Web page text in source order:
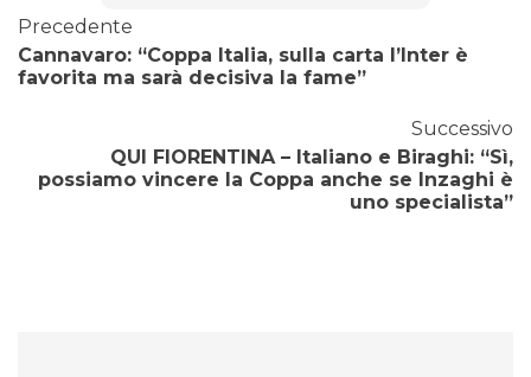
Precedente
Cannavaro: “Coppa Italia, sulla carta l’Inter è
favorita ma sarà decisiva la fame”
Successivo
QUI FIORENTINA – Italiano e Biraghi: “Sì,
possiamo vincere la Coppa anche se Inzaghi è
uno specialista”